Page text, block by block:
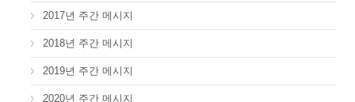
2017년 주간 메시지
2018년 주간 메시지
2019년 주간 메시지
2020년 주간 메시지